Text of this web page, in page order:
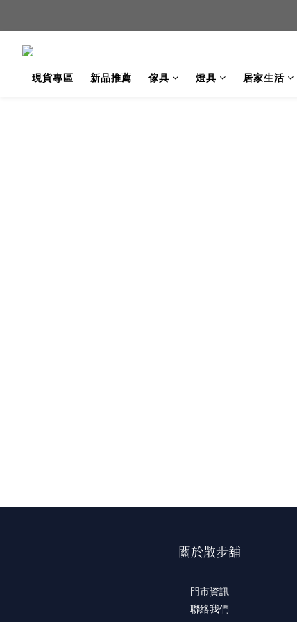
現貨專區 新品推薦 傢具 燈具 居家生活
關於散步舖
門市資訊
聯絡我們